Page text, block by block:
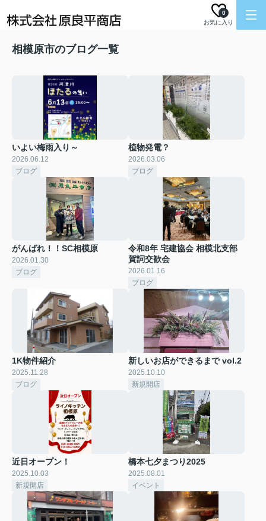
お気に入り
0
相模原市のブログ一覧
いよい梅雨入り～
2026.06.12
ブログ
植物発電？
2026.03.06
ブログ
がんばれ！！SC相模原
2026.01.30
ブログ
令和8年 宅建協会 相模北支部
賀詞交歓会
2026.01.16
ブログ
1K物件紹介
2025.11.28
ブログ
新しいお店ができるまで vol.2
2025.10.10
新規開店
近日オープン！
2025.10.03
新規開店
橋本七夕まつり2025
2025.08.01
イベント